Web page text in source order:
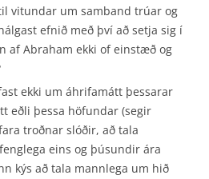
vitundar um samband trúar og
efnið með því að setja sig í
af Abraham ekki of einstæð og
ekki um áhrifamátt þessarar
eðli þessa höfundar (segir
troðnar slóðir, að tala
eins og þúsundir ára
kýs að tala mannlega um hið